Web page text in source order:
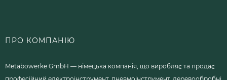
ПРО КОМПАНІЮ
Metabowerke GmbH — німецька компанія, що виробляє та продає